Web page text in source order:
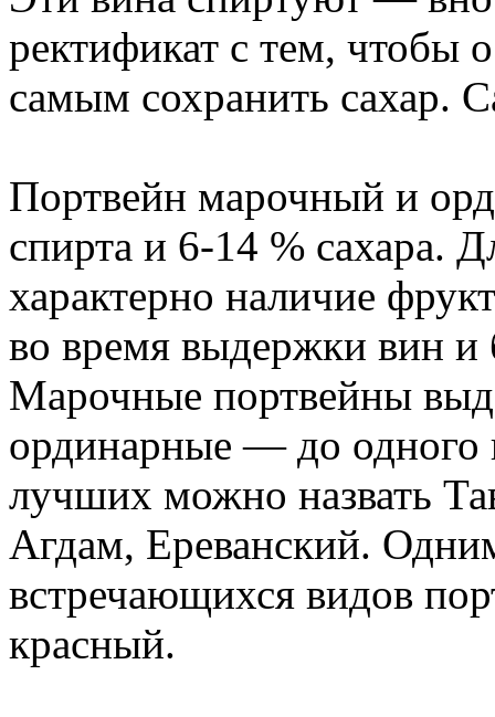
ректификат с тем, чтобы
самым сохранить сахар.
Портвейн марочный и
спирта и 6-14 % сахара.
характерно наличие
во время выдержки вин и
Марочные портвейны
ординарные — до одного
лучших можно назвать
Агдам, Ереванский.
встречающихся видов
красный.